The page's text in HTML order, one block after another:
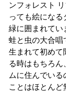
ンフォレスト
っても絵にな
緑に囲まれてい
蛙と虫の大合唱
生まれて初めて
る時はもちろ
ムに住んでいる
ことはほとん